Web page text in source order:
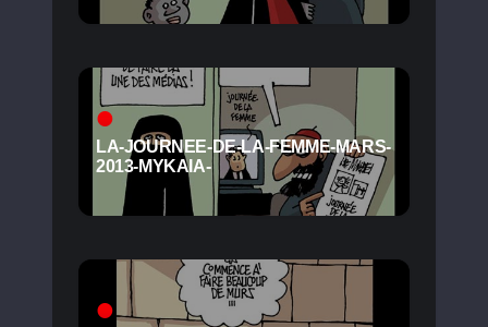
LA-JOURNEE-DE-LA-FEMME-MARS-
2013-MYKAIA-